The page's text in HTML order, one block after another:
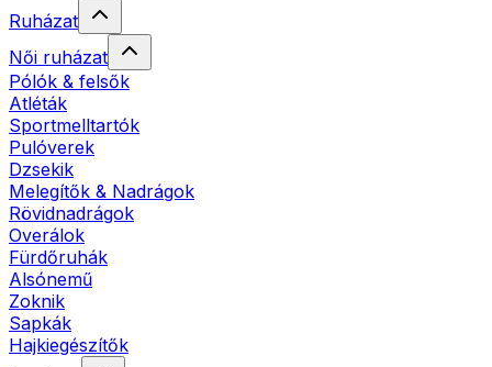
Ruházat
Női ruházat
Pólók & felsők
Atléták
Sportmelltartók
Pulóverek
Dzsekik
Melegítők & Nadrágok
Rövidnadrágok
Overálok
Fürdőruhák
Alsónemű
Zoknik
Sapkák
Hajkiegészítők